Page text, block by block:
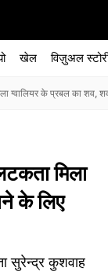
खेल विज़ुअल
ग्वालियर के प्रबल का शव,
मिला
के लिए
सुरेन्द्र कुशवाह